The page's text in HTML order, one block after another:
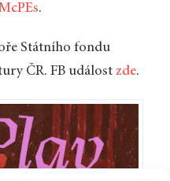
.
Státního fondu
ČR. FB událost zde.